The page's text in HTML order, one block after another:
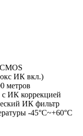
ИК вкл.)
метров
ИК коррекцией
ИК фильтр
-45°С~+60°С